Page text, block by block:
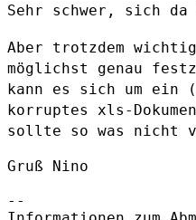
Sehr schwer, sich da
Aber trotzdem
möglichst genau
kann es sich um ein
korruptes xls-
sollte so was nicht
Gruß Nino
--